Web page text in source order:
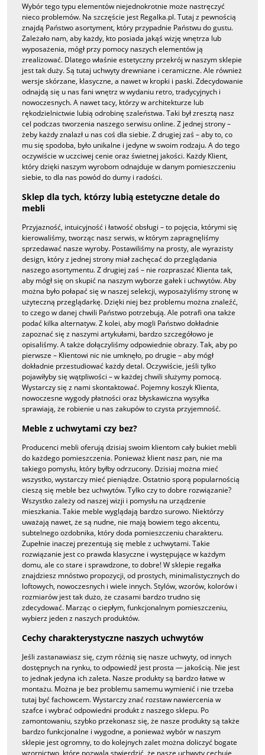
Wybór tego typu elementów niejednokrotnie może nastręczyć
nieco problemów. Na szczęście jest Regalka.pl. Tutaj z pewnością
znajdą Państwo asortyment, który przypadnie Państwu do gustu.
Zależało nam, aby każdy, kto posiada jakąś wizję wnętrza lub
wyposażenia, mógł przy pomocy naszych elementów ją
zrealizować. Dlatego właśnie estetyczny przekrój w naszym sklepie
jest tak duży. Są tutaj uchwyty drewniane i ceramiczne. Ale również
wersje skórzane, klasyczne, a nawet w kropki i paski. Zdecydowanie
odnajdą się u nas fani wnętrz w wydaniu retro, tradycyjnych i
nowoczesnych. A nawet tacy, którzy w architekturze lub
rękodzielnictwie lubią odrobinę szaleństwa. Taki był zresztą nasz
cel podczas tworzenia naszego serwisu online. Z jednej strony –
żeby każdy znalazł u nas coś dla siebie. Z drugiej zaś – aby to, co
mu się spodoba, było unikalne i jedyne w swoim rodzaju. A do tego
oczywiście w uczciwej cenie oraz świetnej jakości. Każdy Klient,
który dzięki naszym wyrobom odnajduje w danym pomieszczeniu
siebie, to dla nas powód do dumy i radości.
Sklep dla tych, którzy lubią estetyczne detale do
mebli
Przyjazność, intuicyjność i łatwość obsługi – to pojęcia, którymi się
kierowaliśmy, tworząc nasz serwis, w którym zapragnęliśmy
sprzedawać nasze wyroby. Postawiliśmy na prosty, ale wyrazisty
design, który z jednej strony miał zachęcać do przeglądania
naszego asortymentu. Z drugiej zaś – nie rozpraszać Klienta tak,
aby mógł się on skupić na naszym wyborze gałek i uchwytów. Aby
można było połapać się w naszej selekcji, wyposażyliśmy stronę w
użyteczną przeglądarkę. Dzięki niej bez problemu można znaleźć,
to czego w danej chwili Państwo potrzebują. Ale potrafi ona także
podać kilka alternatyw. Z kolei, aby mogli Państwo dokładnie
zapoznać się z naszymi artykułami, bardzo szczegółowo je
opisaliśmy. A także dołączyliśmy odpowiednie obrazy. Tak, aby po
pierwsze – Klientowi nic nie umknęło, po drugie – aby mógł
dokładnie przestudiować każdy detal. Oczywiście, jeśli tylko
pojawiłyby się wątpliwości – w każdej chwili służymy pomocą.
Wystarczy się z nami skontaktować. Pojemny koszyk Klienta,
nowoczesne wygody płatności oraz błyskawiczna wysyłka
sprawiają, że robienie u nas zakupów to czysta przyjemność.
Meble z uchwytami czy bez?
Producenci mebli oferują dzisiaj swoim klientom cały bukiet mebli
do każdego pomieszczenia. Ponieważ klient nasz pan, nie ma
takiego pomysłu, który byłby odrzucony. Dzisiaj można mieć
wszystko, wystarczy mieć pieniądze. Ostatnio sporą popularnością
cieszą się meble bez uchwytów. Tylko czy to dobre rozwiązanie?
Wszystko zależy od naszej wizji i pomysłu na urządzenie
mieszkania. Takie meble wyglądają bardzo surowo. Niektórzy
uważają nawet, że są nudne, nie mają bowiem tego akcentu,
subtelnego ozdobnika, który doda pomieszczeniu charakteru.
Zupełnie inaczej prezentują się meble z uchwytami. Takie
rozwiązanie jest co prawda klasyczne i występujące w każdym
domu, ale co stare i sprawdzone, to dobre! W sklepie regałka
znajdziesz mnóstwo propozycji, od prostych, minimalistycznych do
loftowych, nowoczesnych i wiele innych. Stylów, wzorów, kolorów i
rozmiarów jest tak dużo, że czasami bardzo trudno się
zdecydować. Marząc o ciepłym, funkcjonalnym pomieszczeniu,
wybierz jeden z naszych produktów.
Cechy charakterystyczne naszych uchwytów
Jeśli zastanawiasz się, czym różnią się nasze uchwyty, od innych
dostępnych na rynku, to odpowiedź jest prosta — jakością. Nie jest
to jednak jedyna ich zaleta. Nasze produkty są bardzo łatwe w
montażu. Można je bez problemu samemu wymienić i nie trzeba
tutaj być fachowcem. Wystarczy znać rozstaw nawiercenia w
szafce i wybrać odpowiedni produkt z naszego sklepu. Po
zamontowaniu, szybko przekonasz się, że nasze produkty są także
bardzo funkcjonalne i wygodne, a ponieważ wybór w naszym
sklepie jest ogromny, to do kolejnych zalet można doliczyć bogate